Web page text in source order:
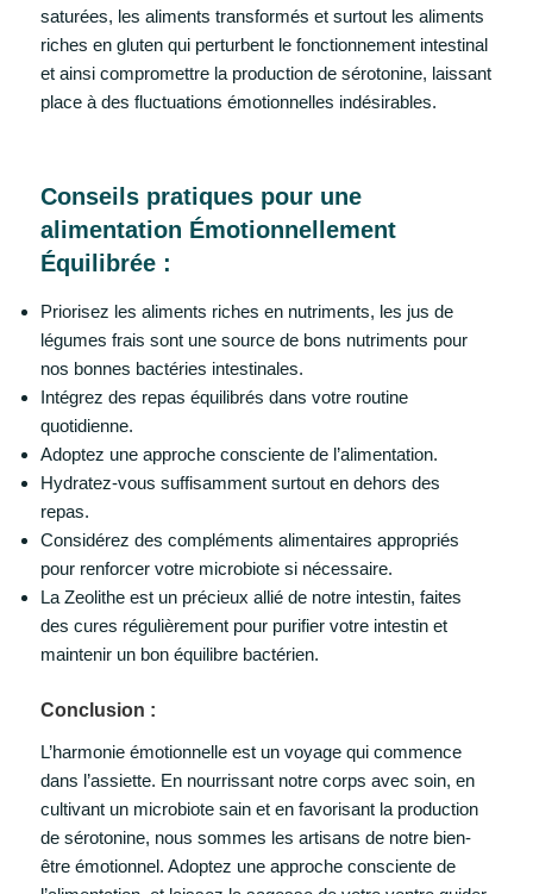
saturées, les aliments transformés et surtout les aliments
riches en gluten qui perturbent le fonctionnement intestinal
et ainsi compromettre la production de sérotonine, laissant
place à des fluctuations émotionnelles indésirables.
Conseils pratiques pour une
alimentation Émotionnellement
Équilibrée :
Priorisez les aliments riches en nutriments, les jus de
légumes frais sont une source de bons nutriments pour
nos bonnes bactéries intestinales.
Intégrez des repas équilibrés dans votre routine
quotidienne.
Adoptez une approche consciente de l’alimentation.
Hydratez-vous suffisamment surtout en dehors des
repas.
Considérez des compléments alimentaires appropriés
pour renforcer votre microbiote si nécessaire.
La Zeolithe est un précieux allié de notre intestin, faites
des cures régulièrement pour purifier votre intestin et
maintenir un bon équilibre bactérien.
Conclusion :
L’harmonie émotionnelle est un voyage qui commence
dans l’assiette. En nourrissant notre corps avec soin, en
cultivant un microbiote sain et en favorisant la production
de sérotonine, nous sommes les artisans de notre bien-
être émotionnel. Adoptez une approche consciente de